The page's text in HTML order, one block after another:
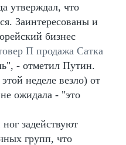
утверждал, что
Заинтересованы и
бизнес
П продажа Сатка
- отметил Путин.
неделе везло) от
ожидала - "это
задействуют
групп, что